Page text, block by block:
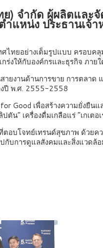
ย) จำกัด ผู้ผลิตแล
ำแหน่ง ประธานเ
ทยอย่างเต็มรูปแบบ ครอบ
งให้กับองค์กรและธุรกิจ ภาย
งานด้านการขาย การตลาด
งปี พ.ศ. 2555-2558
Good เพื่อสร้างความยั่งยืน
น” เครื่องดื่มเกลือแร่ “เกเต
บโจทย์เทรนด์สุขภาพ ด้วยค
การดูแลสังคมและสิ่งแวดล้อ